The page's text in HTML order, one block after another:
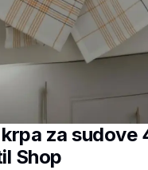
za sudove
Shop